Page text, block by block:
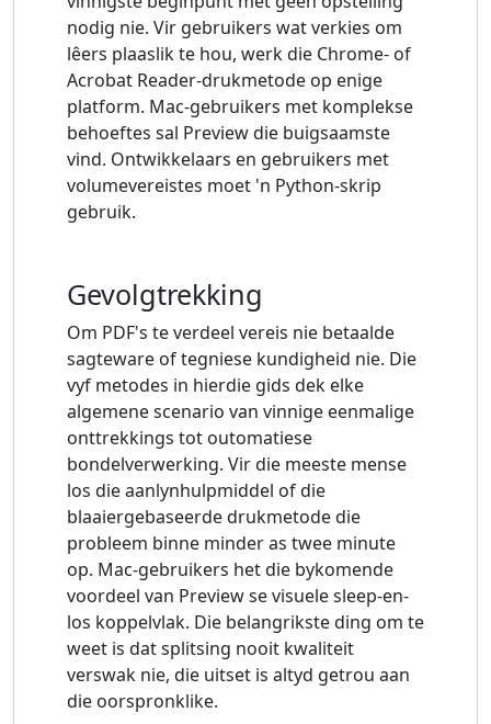
nodig nie. Vir gebruikers wat verkies om
lêers plaaslik te hou, werk die Chrome- of
Acrobat Reader-drukmetode op enige
platform. Mac-gebruikers met komplekse
behoeftes sal Preview die buigsaamste
vind. Ontwikkelaars en gebruikers met
volumevereistes moet 'n Python-skrip
gebruik.
Gevolgtrekking
Om PDF's te verdeel vereis nie betaalde
sagteware of tegniese kundigheid nie. Die
vyf metodes in hierdie gids dek elke
algemene scenario van vinnige eenmalige
onttrekkings tot outomatiese
bondelverwerking. Vir die meeste mense
los die aanlynhulpmiddel of die
blaaiergebaseerde drukmetode die
probleem binne minder as twee minute
op. Mac-gebruikers het die bykomende
voordeel van Preview se visuele sleep-en-
los koppelvlak. Die belangrikste ding om te
weet is dat splitsing nooit kwaliteit
verswak nie, die uitset is altyd getrou aan
die oorspronklike.